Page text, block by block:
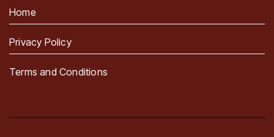
Home
Privacy Policy
Terms and Conditions